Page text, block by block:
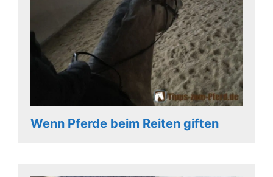
Wenn Pferde beim Reiten giften